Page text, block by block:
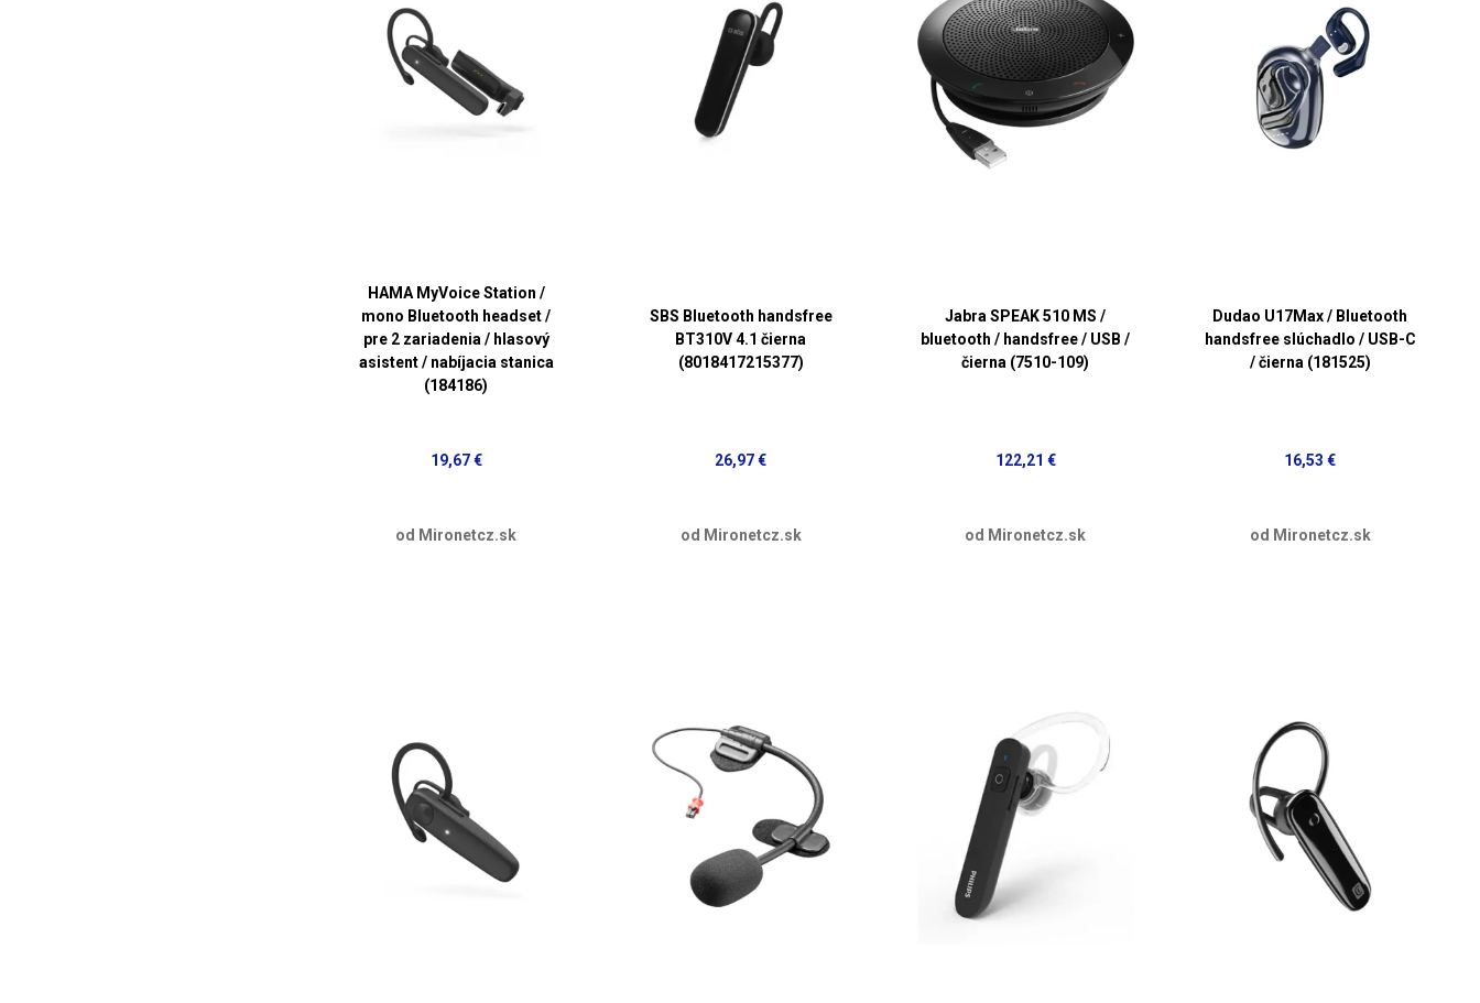
HAMA MyVoice Station /
mono Bluetooth headset /
pre 2 zariadenia / hlasový
asistent / nabíjacia stanica
(184186)
19,67 €
od Mironetcz.sk
SBS Bluetooth handsfree
BT310V 4.1 čierna
(8018417215377)
26,97 €
od Mironetcz.sk
Jabra SPEAK 510 MS /
bluetooth / handsfree / USB /
čierna (7510-109)
122,21 €
od Mironetcz.sk
Dudao U17Max / Bluetooth
handsfree slúchadlo / USB-C
/ čierna (181525)
16,53 €
od Mironetcz.sk